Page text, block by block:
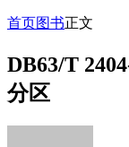
首页图书正文
DB63/T
分区